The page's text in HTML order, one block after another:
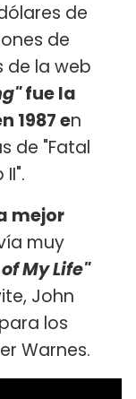
de
de
de la web
fue la
1987 en
de "Fatal
mejor
muy
My Life"
John
los
Warnes.